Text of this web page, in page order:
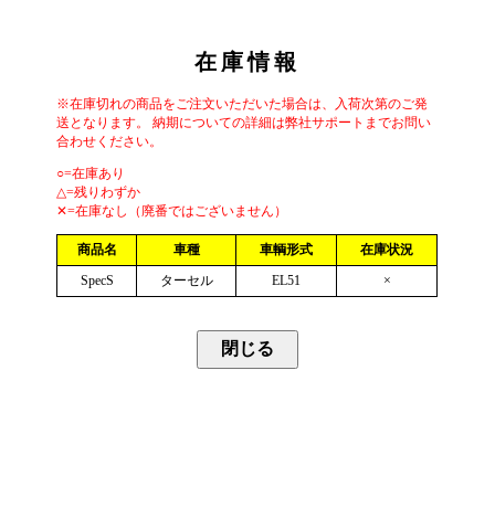
在庫情報
※在庫切れの商品をご注文いただいた場合は、入荷次第のご発
送となります。 納期についての詳細は弊社サポートまでお問い
合わせください。
○=在庫あり
△=残りわずか
✕=在庫なし（廃番ではございません）
商品名 車種 車輌形式
在庫状況
SpecS
ターセル EL51 ×